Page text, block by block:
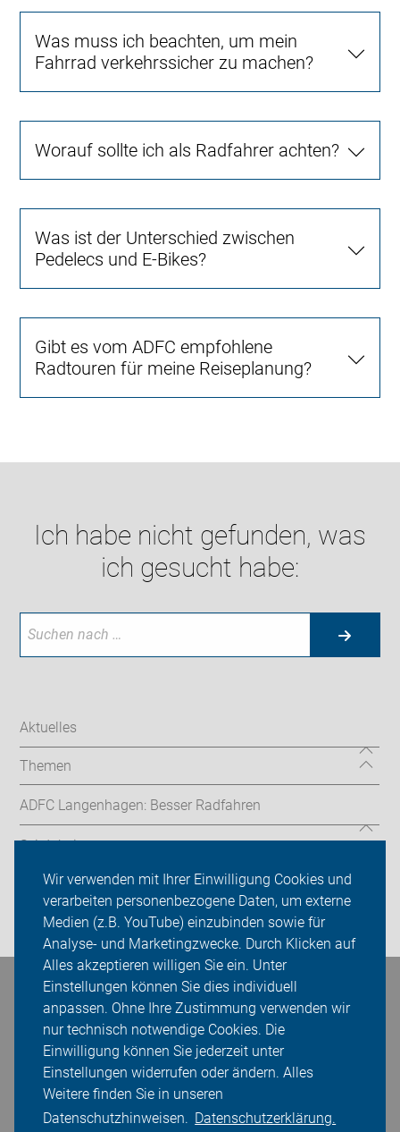
Wir verwenden mit Ihrer Einwilligung Cookies und
verarbeiten personenbezogene Daten, um externe
Medien (z.B. YouTube) einzubinden sowie für
Analyse- und Marketingzwecke. Durch Klicken auf
Alles akzeptieren willigen Sie ein. Unter
Einstellungen können Sie dies individuell
anpassen. Ohne Ihre Zustimmung verwenden wir
nur technisch notwendige Cookies. Die
Einwilligung können Sie jederzeit unter
Einstellungen widerrufen oder ändern. Alles
Weitere finden Sie in unseren
Datenschutzhinweisen. Datenschutzerklärung.
Was muss ich beachten, um mein
Fahrrad verkehrssicher zu machen?
Worauf sollte ich als Radfahrer achten?
Was ist der Unterschied zwischen
Pedelecs und E-Bikes?
Gibt es vom ADFC empfohlene
Radtouren für meine Reiseplanung?
Ich habe nicht gefunden, was
ich gesucht habe:
Aktuelles
Themen
ADFC Langenhagen: Besser Radfahren
Sei dabei
Presse
Login
Bleiben Sie in Kontakt